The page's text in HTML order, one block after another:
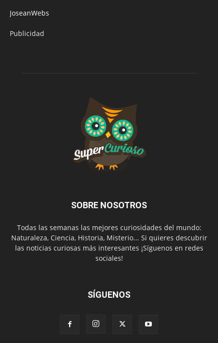
JoseanWebs
Publicidad
SOBRE NOSOTROS
Todas las semanas las mejores curiosidades del mundo:
Naturaleza, Ciencia, Historia, Misterio... Si quieres descubrir
las noticias curiosas más interesantes ¡Síguenos en redes
sociales!
SÍGUENOS